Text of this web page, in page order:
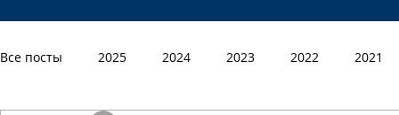
Все посты 2025 2024 2023 2022 2021